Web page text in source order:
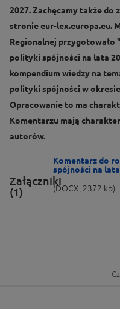
2027. Zachęcamy także do
stronie eur-lex.europa.eu.
Regionalnej przygotowało
polityki spójności na lata
kompendium wiedzy na
polityki spójności w
Opracowanie to ma
Komentarzu mają
autorów.
Załączniki
(1)
Komentarz do
spójności na
(DOCX, 2372 kb)